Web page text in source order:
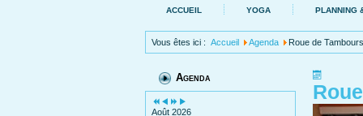
ACCUEIL YOGA PLANNING
Vous êtes ici : Accueil Agenda Roue de
Agenda
Août 2026